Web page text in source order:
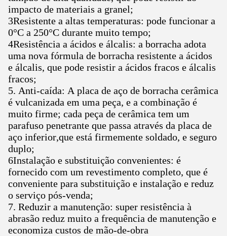
impacto de materiais a granel;
3Resistente a altas temperaturas: pode funcionar a
0°C a 250°C durante muito tempo;
4Resistência a ácidos e álcalis: a borracha adota
uma nova fórmula de borracha resistente a ácidos
e álcalis, que pode resistir a ácidos fracos e álcalis
fracos;
5. Anti-caída: A placa de aço de borracha cerâmica
é vulcanizada em uma peça, e a combinação é
muito firme; cada peça de cerâmica tem um
parafuso penetrante que passa através da placa de
aço inferior,que está firmemente soldado, e seguro
duplo;
6Instalação e substituição convenientes: é
fornecido com um revestimento completo, que é
conveniente para substituição e instalação e reduz
o serviço pós-venda;
7. Reduzir a manutenção: super resistência à
abrasão reduz muito a frequência de manutenção e
economiza custos de mão-de-obra